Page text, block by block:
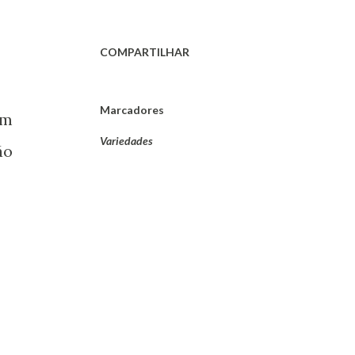
COMPARTILHAR
Marcadores
Variedades